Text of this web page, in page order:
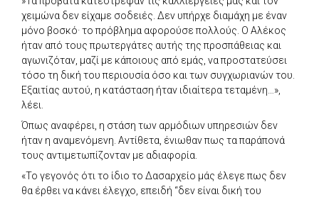
χειμώνα δεν είχαμε σοδειές. Δεν υπήρχε διαμάχη με έναν
μόνο βοσκό· το πρόβλημα αφορούσε πολλούς. Ο Αλέκος
ήταν από τους πρωτεργάτες αυτής της προσπάθειας και
αγωνιζόταν, μαζί με κάποιους από εμάς, να προστατεύσει
τόσο τη δική του περιουσία όσο και των συγχωριανών του.
Εξαιτίας αυτού, η κατάσταση ήταν ιδιαίτερα τεταμένη…»,
λέει.
Όπως αναφέρει, η στάση των αρμόδιων υπηρεσιών δεν
ήταν η αναμενόμενη. Αντίθετα, ένιωθαν πως τα παράπονά
τους αντιμετωπίζονταν με αδιαφορία.
«Το γεγονός ότι το ίδιο το Δασαρχείο μάς έλεγε πως δεν
θα έρθει να κάνει έλεγχο, επειδή “δεν είναι δική του